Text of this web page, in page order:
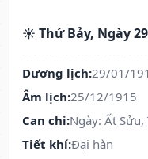
☀️ Thứ Bảy, Ngày
Dương lịch:29/01/
Âm lịch:25/12/1915
Can chi:Ngày: Ất
Tiết khí:Đại hàn